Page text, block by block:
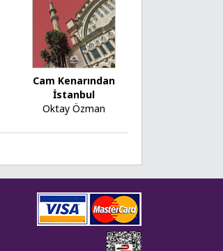
Cam Kenarından
İstanbul
Oktay Özman